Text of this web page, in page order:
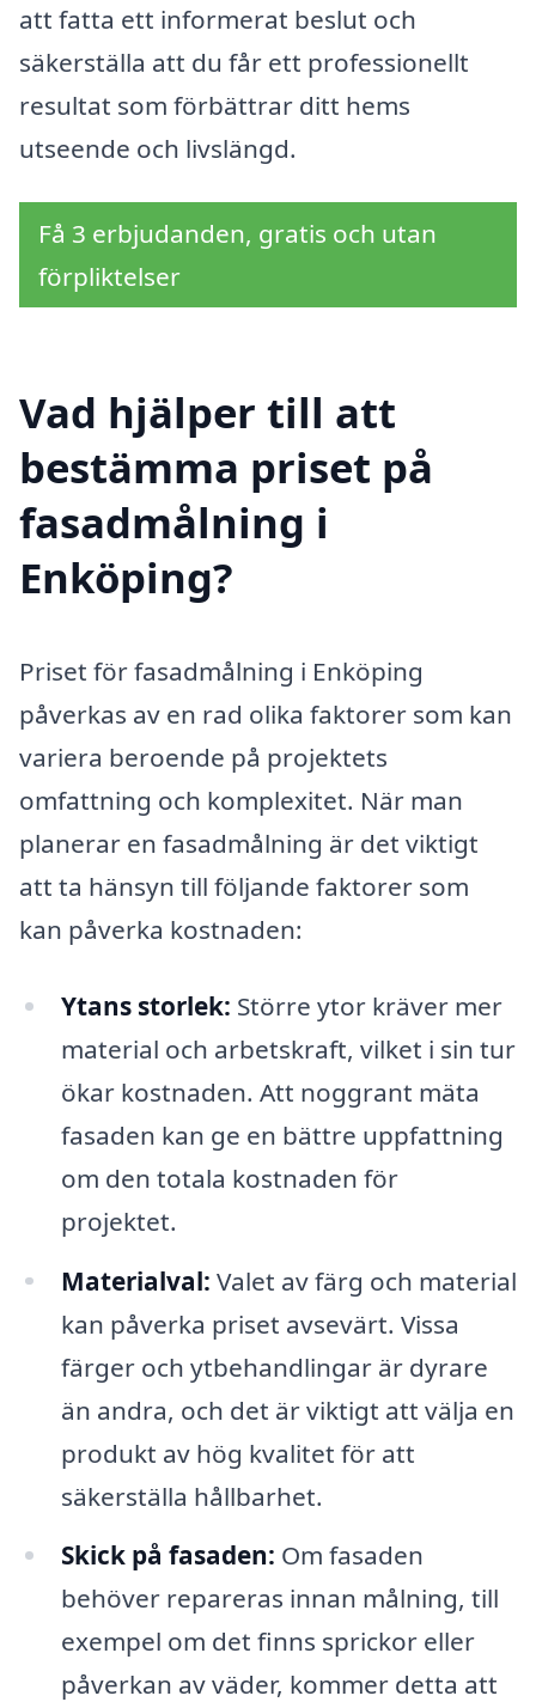
att fatta ett informerat beslut och
säkerställa att du får ett professionellt
resultat som förbättrar ditt hems
utseende och livslängd.
Få 3 erbjudanden, gratis och utan
förpliktelser
Vad hjälper till att
bestämma priset på
fasadmålning i
Enköping?
Priset för fasadmålning i Enköping
påverkas av en rad olika faktorer som kan
variera beroende på projektets
omfattning och komplexitet. När man
planerar en fasadmålning är det viktigt
att ta hänsyn till följande faktorer som
kan påverka kostnaden:
Ytans storlek: Större ytor kräver mer
material och arbetskraft, vilket i sin tur
ökar kostnaden. Att noggrant mäta
fasaden kan ge en bättre uppfattning
om den totala kostnaden för
projektet.
Materialval: Valet av färg och material
kan påverka priset avsevärt. Vissa
färger och ytbehandlingar är dyrare
än andra, och det är viktigt att välja en
produkt av hög kvalitet för att
säkerställa hållbarhet.
Skick på fasaden: Om fasaden
behöver repareras innan målning, till
exempel om det finns sprickor eller
påverkan av väder, kommer detta att